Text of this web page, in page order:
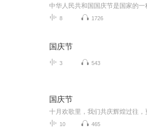
8 1726
国庆节
3 543
国庆节
10 465